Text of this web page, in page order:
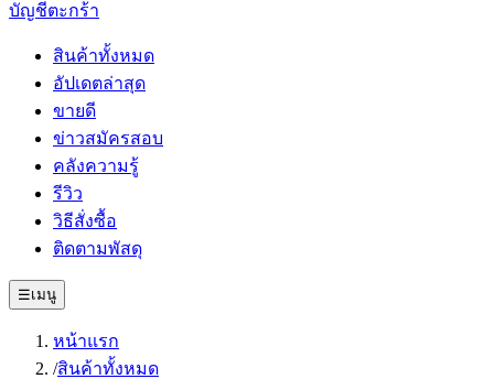
บัญชีตะกร้า
สินค้าทั้งหมด
อัปเดตล่าสุด
ขายดี
ข่าวสมัครสอบ
คลังความรู้
รีวิว
วิธีสั่งซื้อ
ติดตามพัสดุ
☰เมนู
หน้าแรก
/สินค้าทั้งหมด